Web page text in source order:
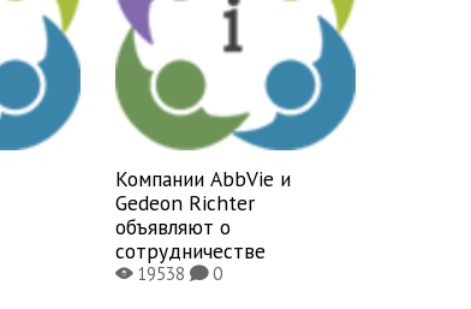
Компании AbbVie и
Gedeon Richter
объявляют о
сотрудничестве
X19538K0